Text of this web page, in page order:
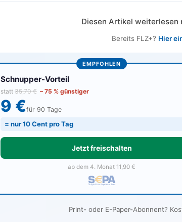
Diesen Artikel weiterlesen
Bereits FLZ+? Hier
EMPFOHLEN
Schnupper-Vorteil
statt 35,70 € – 75 % günstiger
9 €für 90 Tage
= nur 10 Cent pro Tag
Jetzt freischalten
ab dem 4. Monat 11,90 €
Print- oder E-Paper-Abonnent?